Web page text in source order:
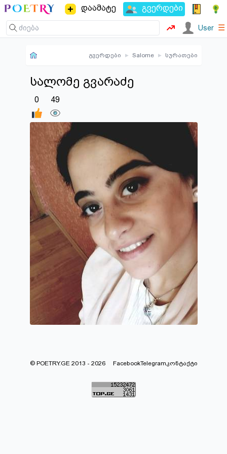
დაამატე გვერდები
User ☰
გვერდები ▸ Salome ▸ სურათები
სალომე გვარაძე
0 49
© POETRY.GE 2013 - 2026 FacebookTelegramკონტაქტი